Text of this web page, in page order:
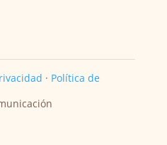
· Política de